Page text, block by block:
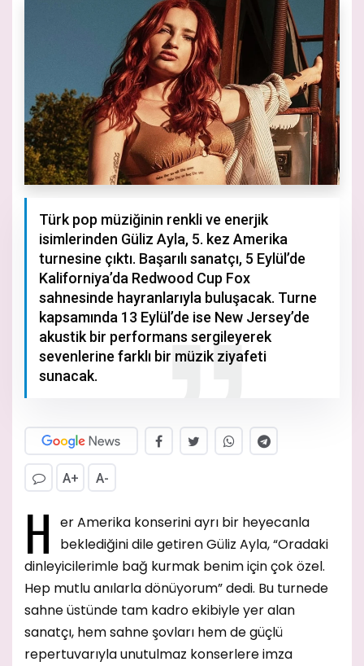
Türk pop müziğinin renkli ve enerjik
isimlerinden Güliz Ayla, 5. kez Amerika
turnesine çıktı. Başarılı sanatçı, 5 Eylül’de
Kaliforniya’da Redwood Cup Fox
sahnesinde hayranlarıyla buluşacak. Turne
kapsamında 13 Eylül’de ise New Jersey’de
akustik bir performans sergileyerek
sevenlerine farklı bir müzik ziyafeti
sunacak.
A+ A-
H
er Amerika konserini ayrı bir heyecanla
beklediğini dile getiren Güliz Ayla, “Oradaki
dinleyicilerimle bağ kurmak benim için çok özel.
Hep mutlu anılarla dönüyorum” dedi. Bu turnede
sahne üstünde tam kadro ekibiyle yer alan
sanatçı, hem sahne şovları hem de güçlü
repertuvarıyla unutulmaz konserlere imza